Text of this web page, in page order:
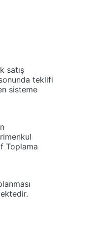
satış
teklifi
sisteme
Toplama